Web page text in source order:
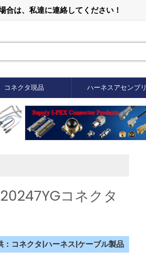
は、私達に連絡してください！
コネクタ現品 ハーネスアセンブリ
コネクタ
：コネクタ|ハーネス|ケーブル製品